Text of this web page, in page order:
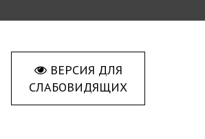
ВЕРСИЯ ДЛЯ
СЛАБОВИДЯЩИХ